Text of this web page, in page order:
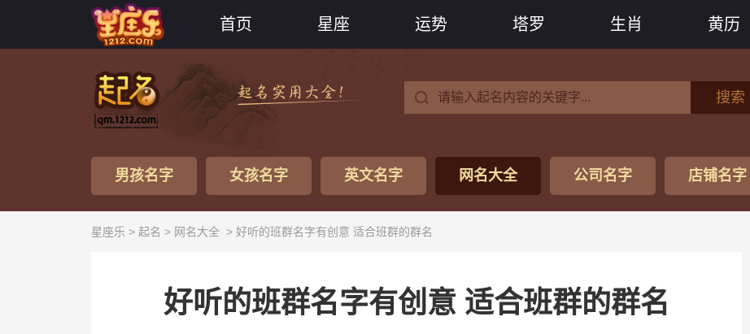
首页 星座 运势 塔罗 生肖 黄历
搜索
男孩名字 女孩名字 英文名字 网名大全 公司名字 店铺名字
星座乐 > 起名 > 网名大全 > 好听的班群名字有创意 适合班群的群名
好听的班群名字有创意 适合班群的群名